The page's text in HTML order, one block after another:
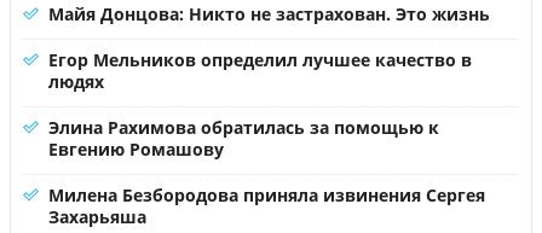
Майя Донцова: Никто не застрахован. Это жизнь
Егор Мельников определил лучшее качество в
людях
Элина Рахимова обратилась за помощью к
Евгению Ромашову
Милена Безбородова приняла извинения Сергея
Захарьяша